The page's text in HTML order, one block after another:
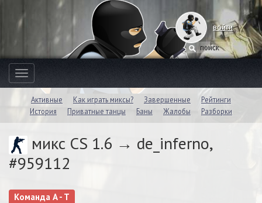
войти
Toggle
navigation
Активные Как играть миксы? Завершенные
Рейтинги
История
Приватные танцы Баны Жалобы Разборки
микс CS 1.6 → de_inferno,
#959112
Команда A - T